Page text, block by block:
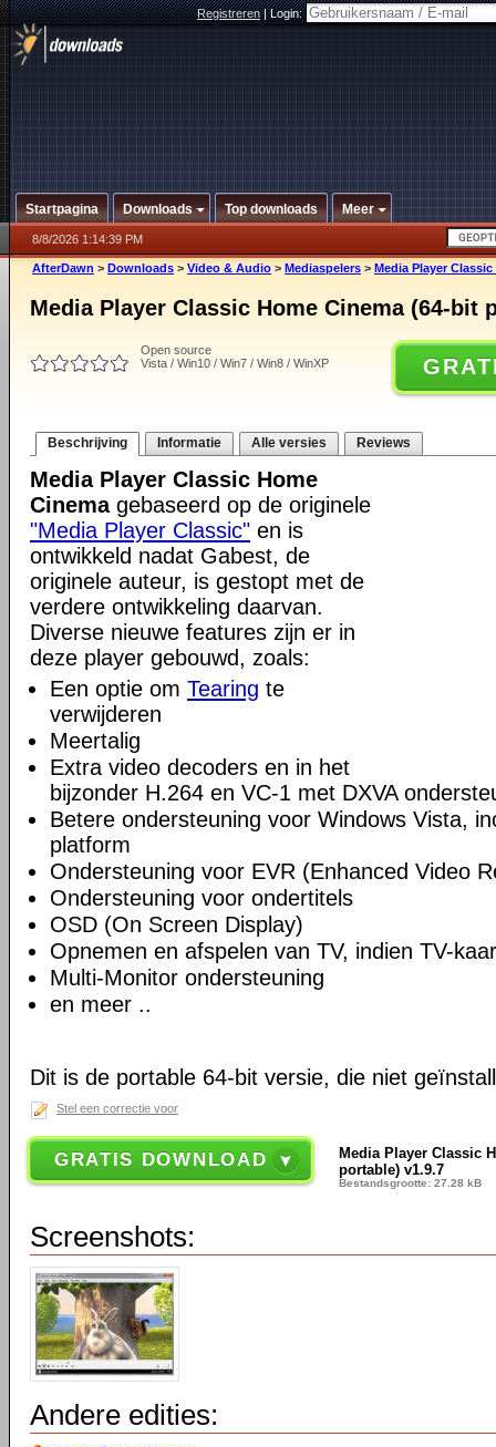
Registreren|Login:
Startpagina Downloads Top downloads Meer
8/8/2026 1:14:39 PM
AfterDawn > Downloads > Video & Audio > Mediaspelers > Media Player
Media Player Classic Home Cinema (64-bit
Open source
Vista / Win10 / Win7 / Win8 / WinXP
Beschrijving Informatie Alle versies Reviews
Media Player Classic Home
Cinemagebaseerd op de originele
"Media Player Classic" en is
ontwikkeld nadat Gabest, de
originele auteur, is gestopt met de
verdere ontwikkeling daarvan.
Diverse nieuwe features zijn er in
deze player gebouwd, zoals:
Een optie om Tearing te
verwijderen
Meertalig
Extra video decoders en in het
bijzonder H.264 en VC-1 met DXVA
Betere ondersteuning voor Windows Vista,
platform
Ondersteuning voor EVR (Enhanced Video
Ondersteuning voor ondertitels
OSD (On Screen Display)
Opnemen en afspelen van TV, indien TV-
Multi-Monitor ondersteuning
en meer ..
Dit is de portable 64-bit versie, die niet
Stel een correctie voor
GRATIS DOWNLOAD
Media Player Classic
portable) v1.9.7
Bestandsgrootte: 27.28 kB
Screenshots:
Andere edities: